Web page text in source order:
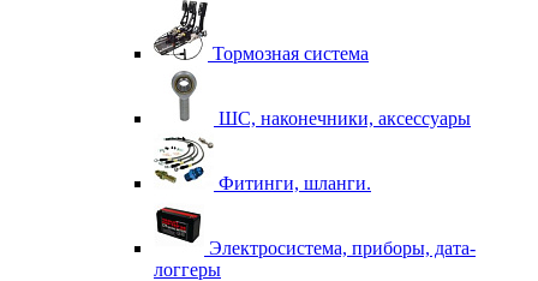
Тормозная система
ШС, наконечники, аксессуары
Фитинги, шланги.
Электросистема, приборы, дата-
логгеры